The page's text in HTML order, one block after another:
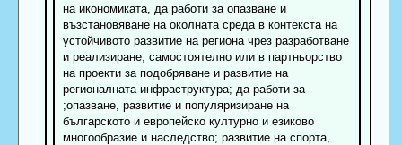
на икономиката, да работи за опазване и
възстановяване на околната среда в контекста на
устойчивото развитие на региона чрез разработване
и реализиране, самостоятелно или в партньорство
на проекти за подобряване и развитие на
регионалната инфраструктура; да работи за
;опазване, развитие и популяризиране на
българското и европейско културно и езиково
многообразие и наследство; развитие на спорта,